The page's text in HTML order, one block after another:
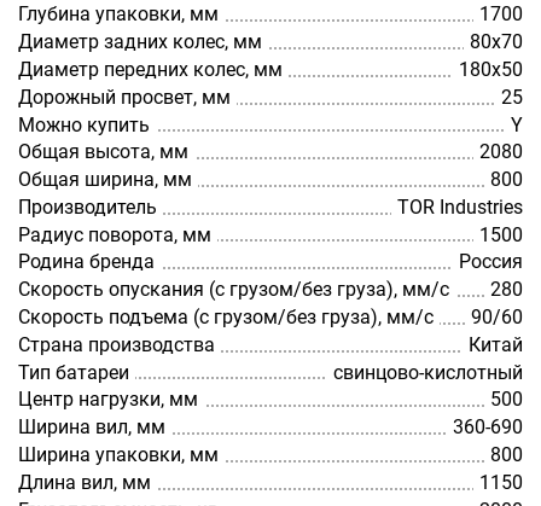
Глубина упаковки, мм
1700
Диаметр задних колес, мм
80х70
Диаметр передних колес, мм
180х50
Дорожный просвет, мм
25
Можно купить
Y
Общая высота, мм
2080
Общая ширина, мм
800
Производитель
TOR Industries
Радиус поворота, мм
1500
Родина бренда
Россия
Скорость опускания (с грузом/без груза), мм/с
280
Скорость подъема (с грузом/без груза), мм/с
90/60
Страна производства
Китай
Тип батареи
свинцово-кислотный
Центр нагрузки, мм
500
Ширина вил, мм
360-690
Ширина упаковки, мм
800
Длина вил, мм
1150